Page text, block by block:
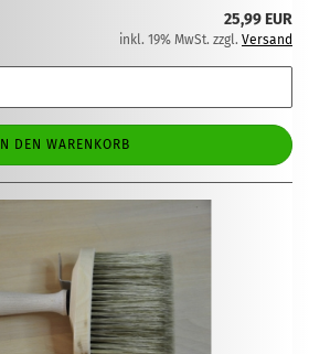
25,99 EUR
inkl. 19% MwSt. zzgl. Versand
IN DEN WARENKORB